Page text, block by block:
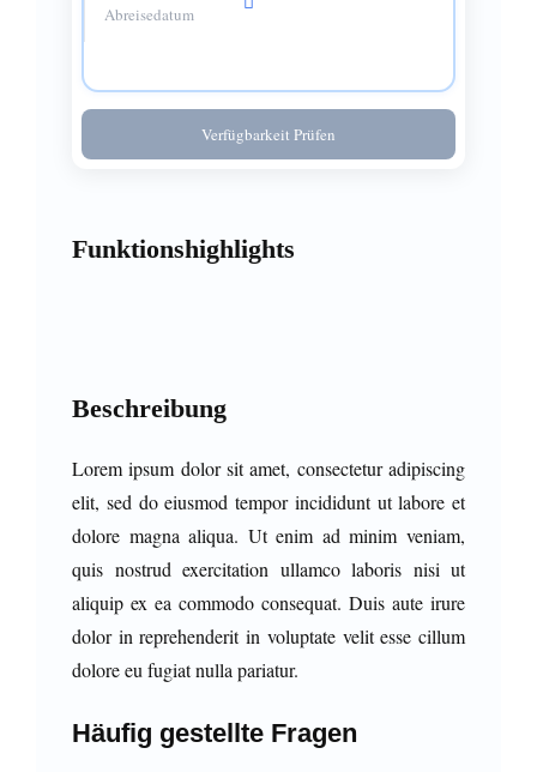
Verfügbarkeit Prüfen
Funktionshighlights
Beschreibung
Lorem ipsum dolor sit amet, consectetur adipiscing
elit, sed do eiusmod tempor incididunt ut labore et
dolore magna aliqua. Ut enim ad minim veniam,
quis nostrud exercitation ullamco laboris nisi ut
aliquip ex ea commodo consequat. Duis aute irure
dolor in reprehenderit in voluptate velit esse cillum
dolore eu fugiat nulla pariatur.
Häufig gestellte Fragen